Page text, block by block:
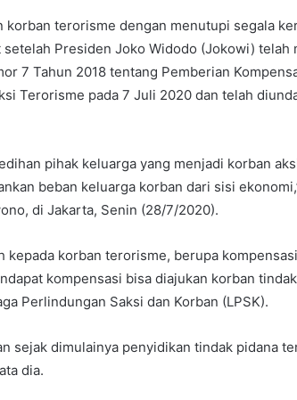
korban terorisme dengan menutupi segala
Presiden Joko Widodo (Jokowi) telah
7 Tahun 2018 tentang Pemberian
Terorisme pada 7 Juli 2020 dan telah
pihak keluarga yang menjadi korban
beban keluarga korban dari sisi
di Jakarta, Senin (28/7/2020).
korban terorisme, berupa
kompensasi bisa diajukan korban
Perlindungan Saksi dan Korban (LPSK).
sejak dimulainya penyidikan tindak pidana
dia.